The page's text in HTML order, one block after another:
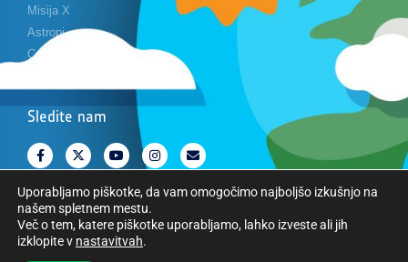
Misija X
Astropi
Cansat
Sledite nam
Avtorske pravice © Evropska vesoljska agencija. Vse pravice pridržane.
Uporabljamo piškotke, da vam omogočimo najboljšo izkušnjo na
našem spletnem mestu.
Več o tem, katere piškotke uporabljamo, lahko izveste ali jih
izklopite v nastavitvah.